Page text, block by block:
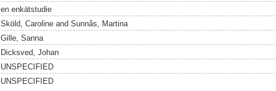
en enkätstudie
Sköld, Carolineand Sunnås, Martina
Gille, Sanna
Dicksved, Johan
UNSPECIFIED
UNSPECIFIED